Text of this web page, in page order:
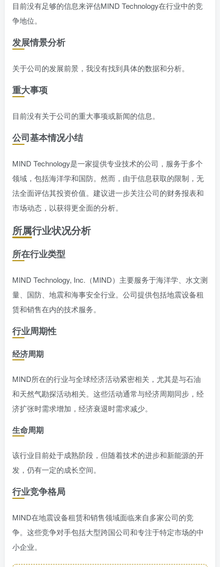
目前没有足够的信息来评估MIND Technology在行业中的竞
争地位。
发展情景分析
关于公司的发展前景，我没有找到具体的数据和分析。
重大事项
目前没有关于公司的重大事项或新闻的信息。
公司基本情况小结
MIND Technology是一家提供专业技术的公司，服务于多个
领域，包括海洋学和国防。然而，由于信息获取的限制，无
法全面评估其投资价值。建议进一步关注公司的财务报表和
市场动态，以获得更全面的分析。
所属行业状况分析
所在行业类型
MIND Technology, Inc.（MIND）主要服务于海洋学、水文测
量、国防、地震和海事安全行业。公司提供包括地震设备租
赁和销售在内的技术服务。
行业周期性
经济周期
MIND所在的行业与全球经济活动紧密相关，尤其是与石油
和天然气勘探活动相关。这些活动通常与经济周期同步，经
济扩张时需求增加，经济衰退时需求减少。
生命周期
该行业目前处于成熟阶段，但随着技术的进步和新能源的开
发，仍有一定的成长空间。
行业竞争格局
MIND在地震设备租赁和销售领域面临来自多家公司的竞
争。这些竞争对手包括大型跨国公司和专注于特定市场的中
小企业。